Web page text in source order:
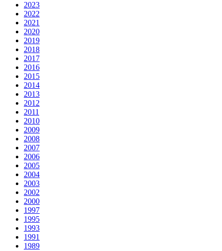
2023
2022
2021
2020
2019
2018
2017
2016
2015
2014
2013
2012
2011
2010
2009
2008
2007
2006
2005
2004
2003
2002
2000
1997
1995
1993
1991
1989